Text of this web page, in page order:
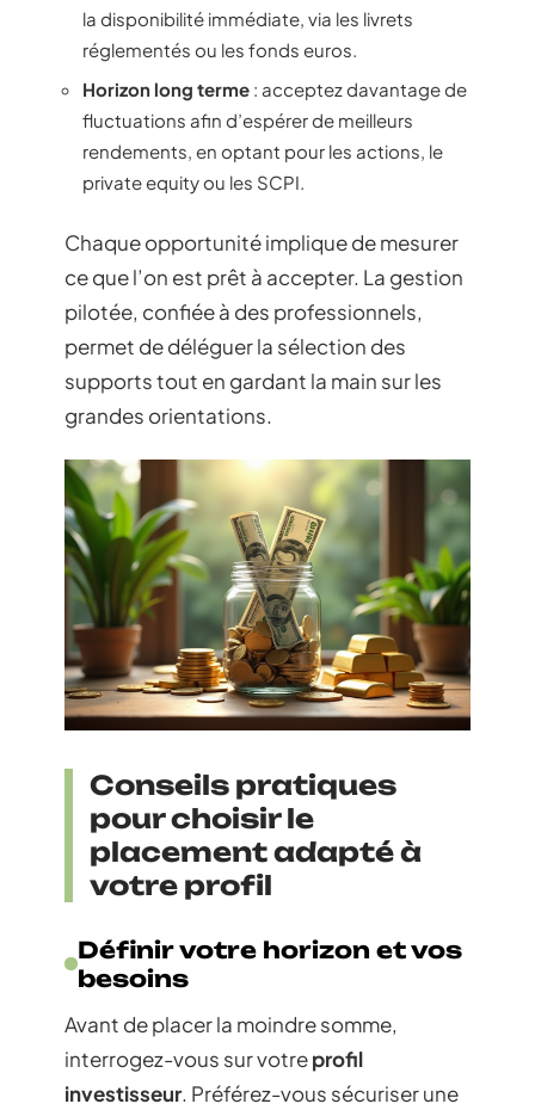
la disponibilité immédiate, via les livrets
réglementés ou les fonds euros.
Horizon long terme : acceptez davantage de
fluctuations afin d’espérer de meilleurs
rendements, en optant pour les actions, le
private equity ou les SCPI.
Chaque opportunité implique de mesurer
ce que l’on est prêt à accepter. La gestion
pilotée, confiée à des professionnels,
permet de déléguer la sélection des
supports tout en gardant la main sur les
grandes orientations.
Conseils pratiques
pour choisir le
placement adapté à
votre profil
Définir votre horizon et vos
besoins
Avant de placer la moindre somme,
interrogez-vous sur votreprofil
investisseur. Préférez-vous sécuriser une